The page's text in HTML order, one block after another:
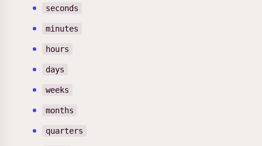
seconds
minutes
hours
days
weeks
months
quarters